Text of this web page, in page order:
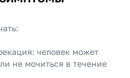
человек может
не мочиться в течение